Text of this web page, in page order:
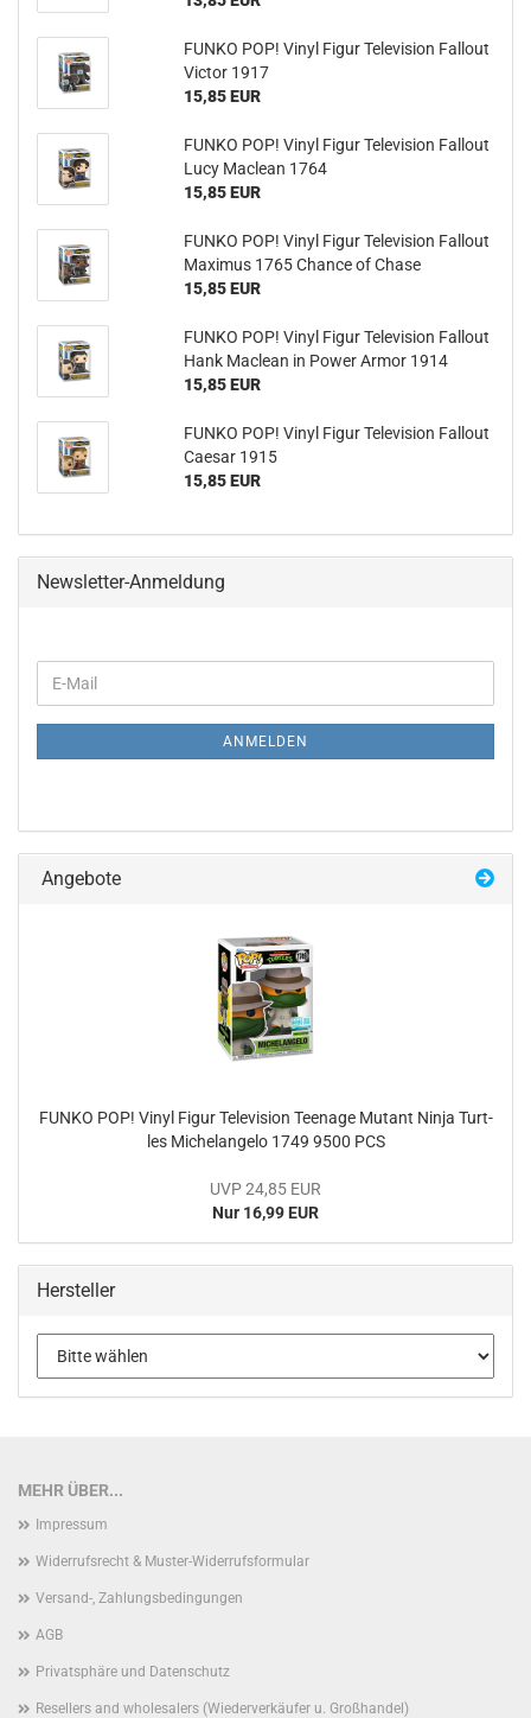
FUNKO POP! Vinyl Figur Te­le­vi­si­on Fall­out
Vic­tor 1917
15,85 EUR
FUNKO POP! Vinyl Figur Te­le­vi­si­on Fall­out
Lucy Ma­clean 1764
15,85 EUR
FUNKO POP! Vinyl Figur Te­le­vi­si­on Fall­out
Ma­xi­mus 1765 Chan­ce of Chase
15,85 EUR
FUNKO POP! Vinyl Figur Te­le­vi­si­on Fall­out
Hank Ma­clean in Power Armor 1914
15,85 EUR
FUNKO POP! Vinyl Figur Te­le­vi­si­on Fall­out
Cae­sar 1915
15,85 EUR
Newsletter-Anmeldung
ZUR
E-
Mail
ANMELDEN
Angebote
FUNKO POP! Vinyl Figur Te­le­vi­si­on Teenage Mu­tant Ninja Turt­
les Mi­chel­an­ge­lo 1749 9500 PCS
UVP 24,85 EUR
Nur 16,99 EUR
Hersteller
MEHR ÜBER...
Impressum
Widerrufsrecht & Muster-Widerrufsformular
Versand-, Zahlungsbedingungen
AGB
Privatsphäre und Datenschutz
Resellers and wholesalers (Wiederverkäufer u. Großhandel)